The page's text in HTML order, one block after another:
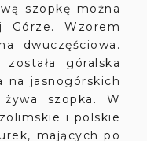
szopkę można
Górze. Wzorem
dwuczęściowa.
góralska
na jasnogórskich
szopka. W
i polskie
mających po